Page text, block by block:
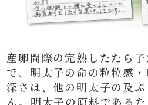
産卵間際の完熟したたら
で、明太子の命の粒粒感
深さは、他の明太子の及
ん。明太子の原料である